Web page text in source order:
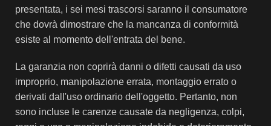
presentata, i sei mesi trascorsi saranno il consumatore
che dovrà dimostrare che la mancanza di conformità
esiste al momento dell'entrata del bene.
La garanzia non coprirà danni o difetti causati da uso
improprio, manipolazione errata, montaggio errato o
derivati ​​dall'uso ordinario dell'oggetto. Pertanto, non
sono incluse le carenze causate da negligenza, colpi,